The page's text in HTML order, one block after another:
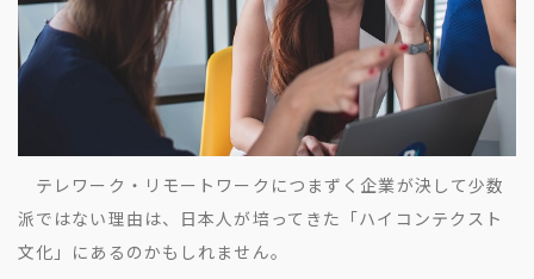
テレワーク・リモートワークにつまずく企業が決して少数
派ではない理由は、日本人が培ってきた「ハイコンテクスト
文化」にあるのかもしれません。